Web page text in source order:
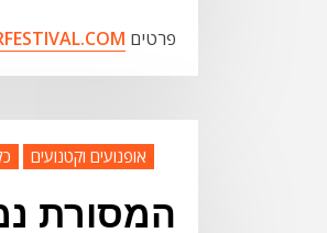
פרטים
אופנועים וקטנועים
המסורת